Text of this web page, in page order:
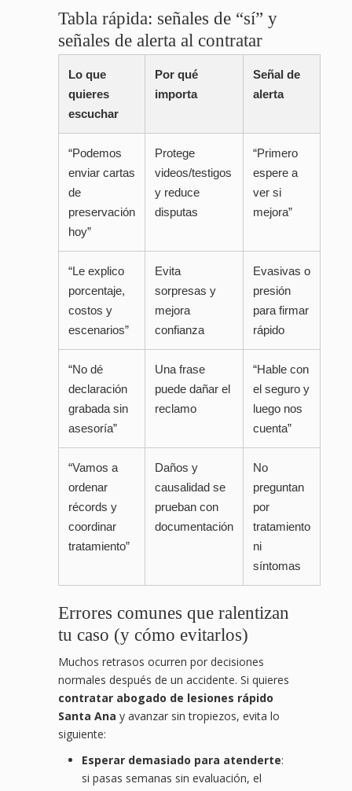
Tabla rápida: señales de “sí” y
señales de alerta al contratar
Lo que
quieres
escuchar
Por qué
importa
Señal de
alerta
“Podemos
enviar cartas
de
preservación
hoy”
Protege
videos/testigos
y reduce
disputas
“Primero
espere a
ver si
mejora”
“Le explico
porcentaje,
costos y
escenarios”
Evita
sorpresas y
mejora
confianza
Evasivas o
presión
para firmar
rápido
“No dé
declaración
grabada sin
asesoría”
Una frase
puede dañar el
reclamo
“Hable con
el seguro y
luego nos
cuenta”
“Vamos a
ordenar
récords y
coordinar
tratamiento”
Daños y
causalidad se
prueban con
documentación
No
preguntan
por
tratamiento
ni
síntomas
Errores comunes que ralentizan
tu caso (y cómo evitarlos)
Muchos retrasos ocurren por decisiones
normales después de un accidente. Si quieres
contratar abogado de lesiones rápido
Santa Ana y avanzar sin tropiezos, evita lo
siguiente:
Esperar demasiado para atenderte:
si pasas semanas sin evaluación, el